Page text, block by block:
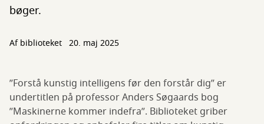
bøger.
Af biblioteket 20. maj 2025
”Forstå kunstig intelligens før den forstår dig” er
undertitlen på professor Anders Søgaards bog
”Maskinerne kommer indefra”. Biblioteket griber